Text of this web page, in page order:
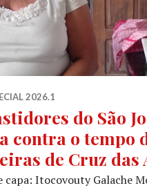
2026.1
do São
contra o tempo
de Cruz das
capa: Itocovouty Galache